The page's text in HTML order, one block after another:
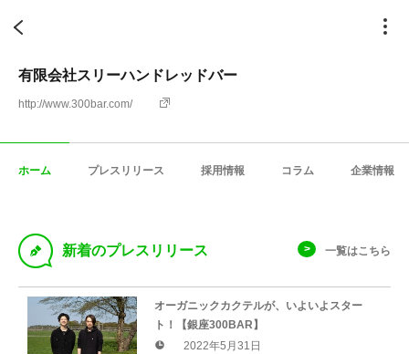
有限会社スリーハンドレッドバー
http://www.300bar.com/
ホーム プレスリリース 採用情報 コラム 企業情報
D 新着のプレスリリース 一覧はこちら
オーガニックカクテルが、いよいよスター
ト！【銀座300BAR】
2022年5月31日